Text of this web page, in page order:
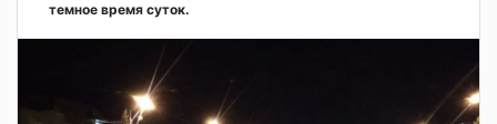
темное время суток.